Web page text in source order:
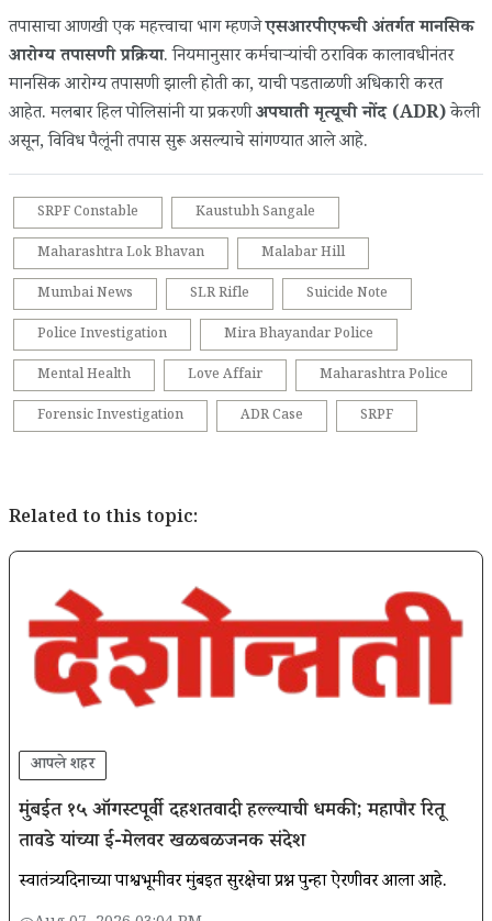
तपासाचा आणखी एक महत्त्वाचा भाग म्हणजेएसआरपीएफची अंतर्गत मानसिक
आरोग्य तपासणी प्रक्रिया. नियमानुसार कर्मचाऱ्यांची ठराविक कालावधीनंतर
मानसिक आरोग्य तपासणी झाली होती का, याची पडताळणी अधिकारी करत
आहेत. मलबार हिल पोलिसांनी या प्रकरणीअपघाती मृत्यूची नोंद (ADR)केली
असून, विविध पैलूंनी तपास सुरू असल्याचे सांगण्यात आले आहे.
SRPF Constable
Kaustubh Sangale
Maharashtra Lok Bhavan
Malabar Hill
Mumbai News
SLR Rifle
Suicide Note
Police Investigation
Mira Bhayandar Police
Mental Health
Love Affair
Maharashtra Police
Forensic Investigation
ADR Case SRPF
Related to this topic:
आपले शहर
मुंबईत १५ ऑगस्टपूर्वी दहशतवादी हल्ल्याची धमकी; महापौर रितू
तावडे यांच्या ई-मेलवर खळबळजनक संदेश
स्वातंत्र्यदिनाच्या पार्श्वभूमीवर मुंबईत सुरक्षेचा प्रश्न पुन्हा ऐरणीवर आला आहे.